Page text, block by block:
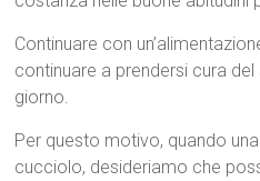
Continuare con
continuare a prendersi cura
giorno.
Per questo motivo, quando
cucciolo, desideriamo che